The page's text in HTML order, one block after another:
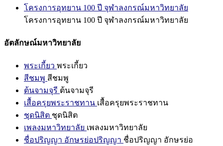
โครงการอุทยาน 100 ปี จุฬาลงกรณ์มหาวิทยาลัย
โครงการอุทยาน 100 ปี จุฬาลงกรณ์มหาวิทยาลัย
อัตลักษณ์มหาวิทยาลัย
พระเกี้ยว พระเกี้ยว
สีชมพู สีชมพู
ต้นจามจุรี ต้นจามจุรี
เสื้อครุยพระราชทาน เสื้อครุยพระราชทาน
ชุดนิสิต ชุดนิสิต
เพลงมหาวิทยาลัย เพลงมหาวิทยาลัย
ชื่อปริญญา อักษรย่อปริญญา ชื่อปริญญา อักษรย่อ